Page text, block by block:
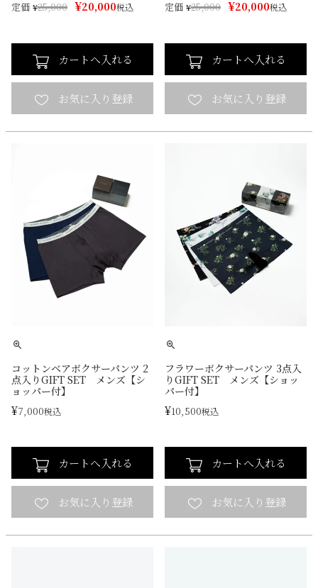
定価 ¥25,000 ¥20,000税込
カートへ入れる
定価 ¥25,000 ¥20,000税込
カートへ入れる
コットンベアボクサーパンツ 2
点入りGIFT SET メンズ【シ
ョッパー付】
¥7,000税込
カートへ入れる
フラワーボクサーパンツ 3点入
りGIFT SET メンズ【ショッ
パー付】
¥10,500税込
カートへ入れる